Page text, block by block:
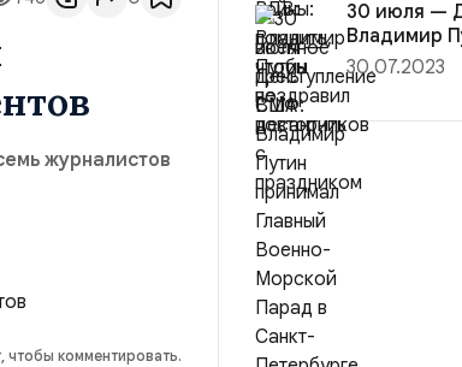
журналистов
чтобы комментировать.
30 июля —
Владимир
Главный
30.07.2023